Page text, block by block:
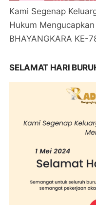
Kami Segenap
Hukum Mengucapkan
BHAYANGKARA KE-
SELAMAT HARI